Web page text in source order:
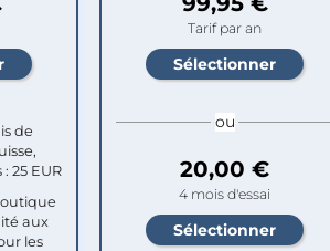
de
25 EUR
aux
les
Tarif par an
ou
20,00 €
4 mois d'essai